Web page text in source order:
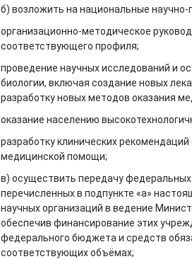
б) возложить на национальные
организационно-методическое
соответствующего профиля;
проведение научных исследований и
биологии, включая создание новых
разработку новых методов оказания
оказание населению
разработку клинических
медицинской помощи;
в) осуществить передачу
перечисленных в подпункте «а»
научных организаций в ведение
обеспечив финансирование этих
федерального бюджета и средств
соответствующих объёмах;